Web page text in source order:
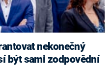
být sami zodpovědní